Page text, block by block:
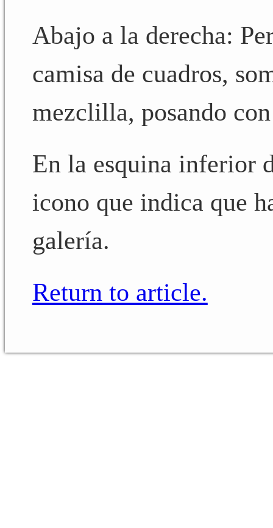
Abajo a la derecha:
camisa de cuadros,
mezclilla, posando
En la esquina inferior
icono que indica que
galería.
Return to article.